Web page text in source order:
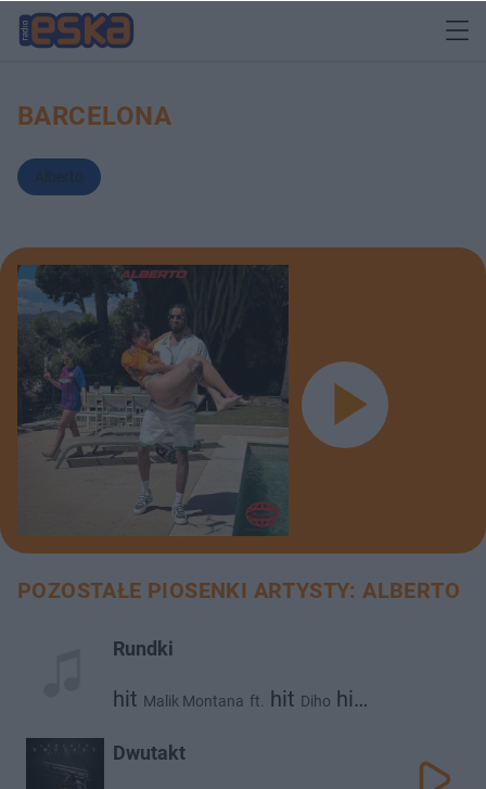
BARCELONA
Alberto
POZOSTAŁE PIOSENKI ARTYSTY: ALBERTO
Rundki
hit Malik Montana ft. hit Diho hit
Dwutakt